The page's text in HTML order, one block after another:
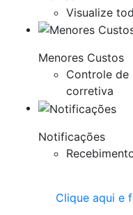
Visualize
Menores Custos
Controle de
corretiva
Notificações
Clique aqui e